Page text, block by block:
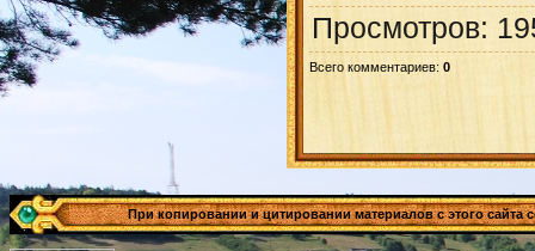
Просмотров:
Всего комментариев: 0
При копировании и цитировании материалов с этого сайта